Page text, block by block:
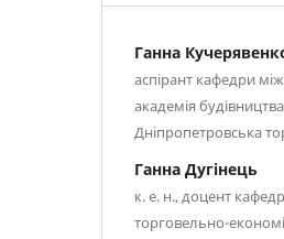
Ганна
аспірант кафедри
академія
Дніпропетровська
Ганна Дугінець
к. е. н., доцент
торговельно-